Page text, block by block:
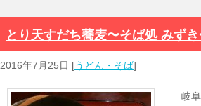
とり天すだち蕎麦〜そば処 みず
2016年7月25日 [うどん・そば]
岐